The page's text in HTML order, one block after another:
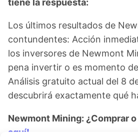
tiene la respuesta:
Los últimos resultados de
contundentes: Acción
los inversores de Newmont
pena invertir o es momento
Análisis gratuito actual del 8
descubrirá exactamente qué
Newmont Mining: ¿Comprar
aquí!